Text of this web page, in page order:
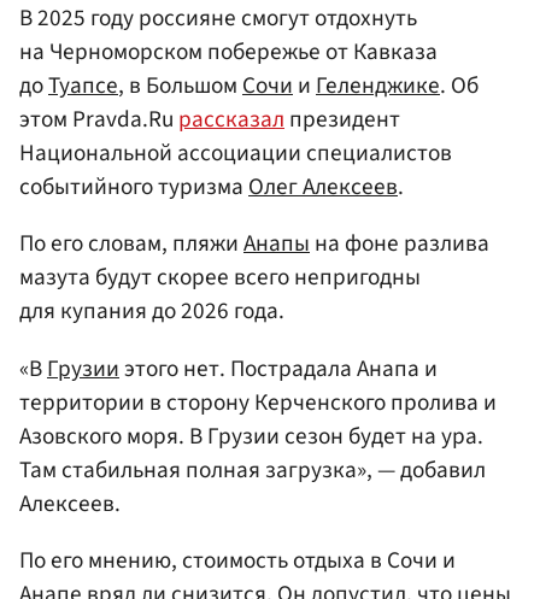
В 2025 году россияне смогут отдохнуть
на Черноморском побережье от Кавказа
доТуапсе, в БольшомСочииГеленджике. Об
этом Pravda.Ru рассказалпрезидент
Национальной ассоциации специалистов
событийного туризмаОлег Алексеев.
По его словам, пляжиАнапына фоне разлива
мазута будут скорее всего непригодны
для купания до 2026 года.
«ВГрузииэтого нет. Пострадала Анапа и
территории в сторону Керченского пролива и
Азовского моря. В Грузии сезон будет на ура.
Там стабильная полная загрузка», — добавил
Алексеев.
По его мнению, стоимость отдыха в Сочи и